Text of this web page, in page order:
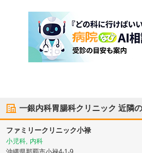
一銀内科胃腸科クリニック 近隣
ファミリークリニック小禄
小児科, 内科